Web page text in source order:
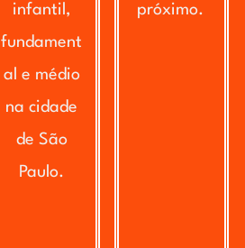
infantil,
fundament
al e médio
na cidade
de São
Paulo.
próximo.